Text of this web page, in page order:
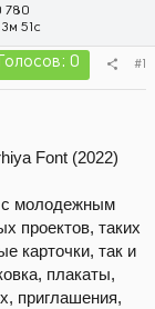
780
51с
0 #1
с молодежным
проектов, таких
карточки, так и
плакаты,
приглашения,